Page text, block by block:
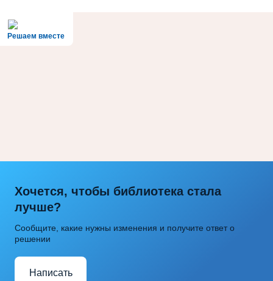
Решаем вместе
Хочется, чтобы библиотека стала
лучше?
Сообщите, какие нужны изменения и получите ответ о
решении
Написать